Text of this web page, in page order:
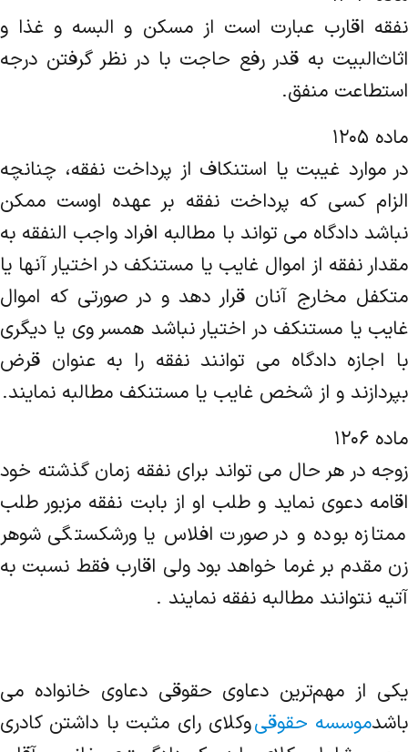
نفقه اقارب عبارت است از مسکن و البسه و غذا و
اثاث‌البیت به قدر رفع حاجت با در نظر گرفتن درجه
استطاعت منفق.
ماده ۱۲۰۵
در موارد غیبت یا استنکاف از پرداخت نفقه، چنانچه
الزام کسی که پرداخت نفقه بر عهده اوست ممکن
نباشد دادگاه می تواند با مطالبه افراد واجب النفقه به
مقدار نفقه از اموال غایب یا مستنکف در اختیار آنها یا
متکفل مخارج آنان قرار دهد و در صورتی که اموال
غایب یا مستنکف در اختیار نباشد همسر وی یا دیگری
با اجازه دادگاه می توانند نفقه را به عنوان قرض
بپردازند و از شخص غایب یا مستنکف مطالبه نمایند.
ماده ۱۲۰۶
زوجه در هر حال می‌ تواند برای نفقه زمان گذشته خود
اقامه دعوی نماید و طلب او از بابت نفقه مزبور طلب
ممتازه بوده و در صورت‌ افلاس یا ورشکستگی شوهر
زن مقدم بر غرما خواهد بود ولی اقارب فقط نسبت به
آتیه نتوانند مطالبه نفقه نمایند .
یکی از مهم‌ترین دعاوی حقوقی دعاوی خانواده می
باشدموسسه حقوقیوکلای رای مثبت با داشتن کادری